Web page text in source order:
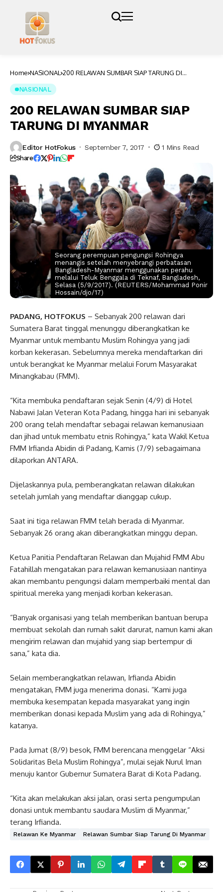
Home NASIONAL 200 RELAWAN SUMBAR SIAP TARUNG DI
NASIONAL
200 RELAWAN SUMBAR SIAP
TARUNG DI MYANMAR
Editor HotFokus September 7, 2017 1 Mins Read
Share
Seorang perempuan pengungsi Rohingya
menangis setelah menyebrangi perbatasan
Bangladesh-Myanmar menggunakan perahu
melalui Teluk Benggala di Teknaf, Bangladesh,
Selasa (5/9/2017). (REUTERS/Mohammad Ponir
Hossain/djo/17)
PADANG, HOTFOKUS – Sebanyak 200 relawan dari
Sumatera Barat tinggal menunggu diberangkatkan ke
Myanmar untuk membantu Muslim Rohingya yang jadi
korban kekerasan. Sebelumnya mereka mendaftarkan diri
untuk berangkat ke Myanmar melalui Forum Masyarakat
Minangkabau (FMM).
“Kita membuka pendaftaran sejak Senin (4/9) di Hotel
Nabawi Jalan Veteran Kota Padang, hingga hari ini sebanyak
200 orang telah mendaftar sebagai relawan kemanusiaan
dan jihad untuk membatu etnis Rohingya,” kata Wakil Ketua
FMM Irfianda Abidin di Padang, Kamis (7/9) sebagaimana
dilaporkan ANTARA.
Dijelaskannya pula, pemberangkatan relawan dilakukan
setelah jumlah yang mendaftar dianggap cukup.
Saat ini tiga relawan FMM telah berada di Myanmar.
Sebanyak 26 orang akan diberangkatkan minggu depan.
Ketua Panitia Pendaftaran Relawan dan Mujahid FMM Abu
Fatahillah mengatakan para relawan kemanusiaan nantinya
akan membantu pengungsi dalam memperbaiki mental dan
spiritual mereka yang menjadi korban kekerasan.
“Banyak organisasi yang telah memberikan bantuan berupa
membuat sekolah dan rumah sakit darurat, namun kami akan
mengirim relawan dan mujahid yang siap bertempur di
sana,” kata dia.
Selain memberangkatkan relawan, Irfianda Abidin
mengatakan, FMM juga menerima donasi. “Kami juga
membuka kesempatan kepada masyarakat yang ingin
memberikan donasi kepada Muslim yang ada di Rohingya,”
katanya.
Pada Jumat (8/9) besok, FMM berencana menggelar “Aksi
Solidaritas Bela Muslim Rohingya”, mulai sejak Nurul Iman
menuju kantor Gubernur Sumatera Barat di Kota Padang.
“Kita akan melakukan aksi jalan, orasi serta pengumpulan
donasi untuk membantu saudara Muslim di Myanmar,”
terang Irfianda.
Relawan Ke Myanmar Relawan Sumbar Siap Tarung Di Myanmar